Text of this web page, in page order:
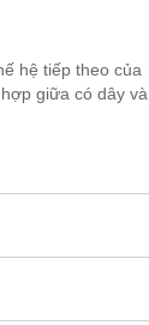
hệ tiếp theo của
giữa có dây và